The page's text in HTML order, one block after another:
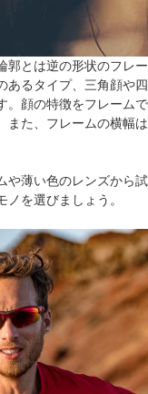
郭とは逆の形状のフレー
あるタイプ、三角顔や四
。顔の特徴をフレームで
また、フレームの横幅は
や薄い色のレンズから試
を選びましょう。